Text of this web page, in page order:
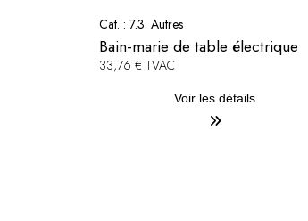
Cat. : 7.3. Autres
Bain-marie de table électrique
33,76 € TVAC
Voir les détails